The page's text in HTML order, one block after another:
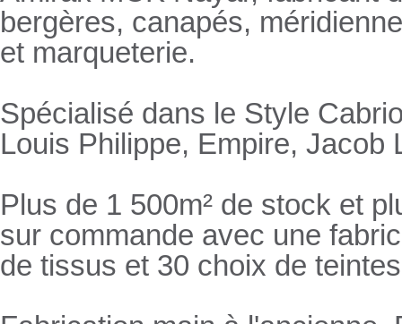
bergères, canapés,
et marqueterie.
Spécialisé dans le Style
Louis Philippe, Empire, Jacob
Plus de 1 500m² de stock et
sur commande avec une
de tissus et 30 choix de